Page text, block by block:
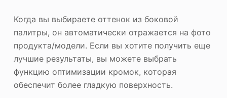
Когда вы выбираете оттенок из боковой
палитры, он автоматически отражается на фото
продукта/модели. Если вы хотите получить еще
лучшие результаты, вы можете выбрать
функцию оптимизации кромок, которая
обеспечит более гладкую поверхность.